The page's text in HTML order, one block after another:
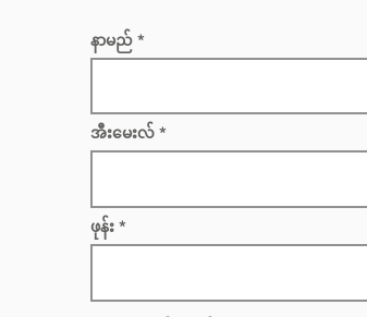
နာမည်
အီးမေးလ်
ဖုန်း